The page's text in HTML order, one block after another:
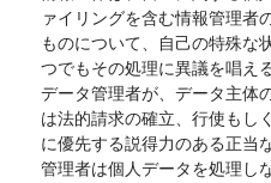
ァイリングを含む情報管理者
ものについて、自己の特殊な
つでもその処理に異議を唱え
データ管理者が、データ主体
は法的請求の確立、行使もし
に優先する説得力のある正当
管理者は個人データを処理し